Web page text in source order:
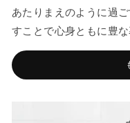
あたりまえのように過
すことで心身ともに豊